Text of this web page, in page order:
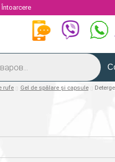
Întoarcere
rufe Gel de spălare și capsule